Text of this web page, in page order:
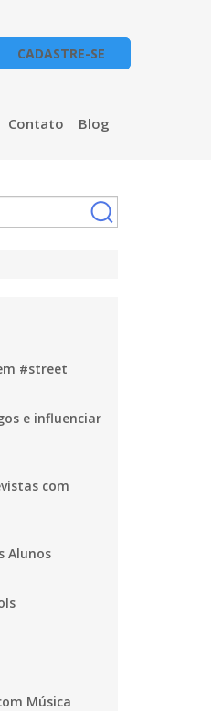
CADASTRE-SE
Contato Blog
#street
e influenciar
com
Alunos
Música